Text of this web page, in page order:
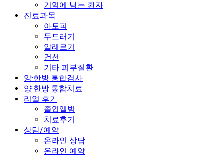
기억에 남는 환자
진료과목
아토피
두드러기
알레르기
건선
기타 피부질환
양·한방 통합검사
양·한방 통합치료
리얼 후기
졸업앨범
치료후기
상담/예약
온라인 상담
온라인 예약